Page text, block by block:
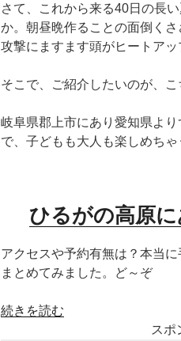
さて、これから来る40日の長
か。朝昼晩作ることの面倒く
攻撃にますます頭がヒートアッ
そこで、ご紹介したいのが、こ
岐阜県郡上市にあり愛知県よ
で、子どもも大人も楽しめちゃ
ひるがの高原
アクセスや予約有無は？本当
まとめてみました。ど～ぞ
“手
続きを読む
スポ